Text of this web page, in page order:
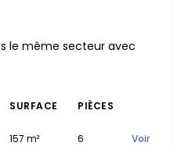
le même secteur avec
SURFACE
PIÈCES
157 m² 6 Voir